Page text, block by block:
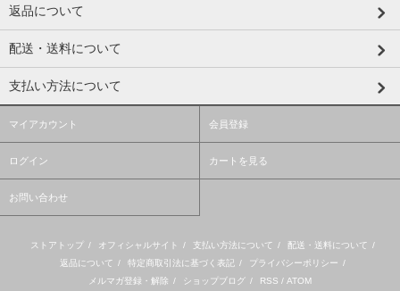
返品について
配送・送料について
支払い方法について
マイアカウント 会員登録
ログイン カートを見る
お問い合わせ
ストアトップ / オフィシャルサイト / 支払い方法について / 配送・送料について /
返品について / 特定商取引法に基づく表記 / プライバシーポリシー /
メルマガ登録・解除 / ショップブログ / RSS / ATOM